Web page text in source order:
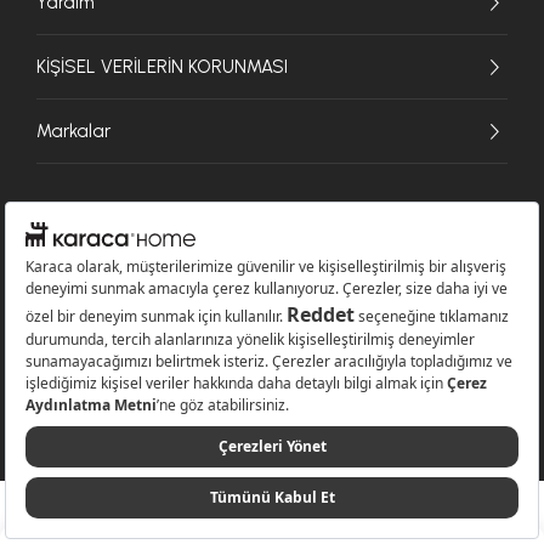
KİŞİSEL VERİLERİN KORUNMASI
Markalar
© 2026 Karaca Home Collection Tekstil Sanayi ve Ticaret A.Ş. - Tüm hakları
saklıdır.